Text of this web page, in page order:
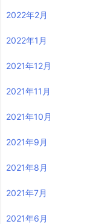
2022年2月
2022年1月
2021年12月
2021年11月
2021年10月
2021年9月
2021年8月
2021年7月
2021年6月